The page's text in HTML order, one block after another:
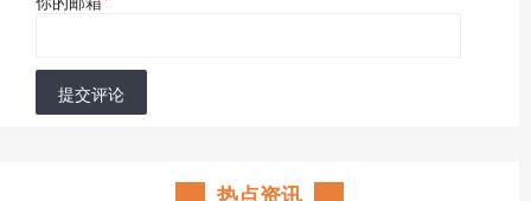
提交评论